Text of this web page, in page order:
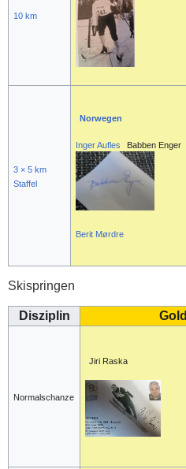
10 km
3 × 5 km
Staffel
Norwegen
Inger Aufles Babben Enger
Berit Mørdre
Skispringen
Disziplin Gold
Normalschanze
Jiri Raska